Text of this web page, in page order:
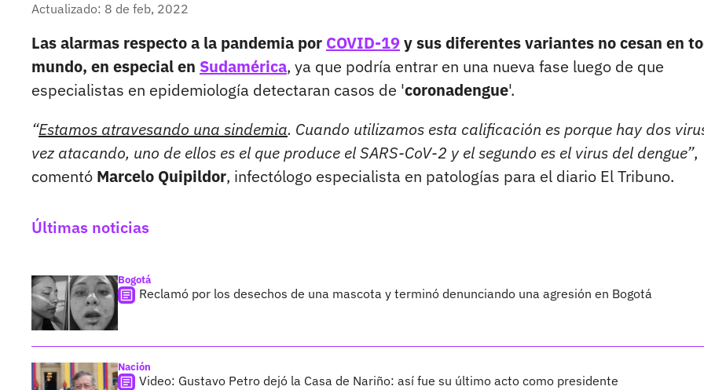
Actualizado: 8 de feb, 2022
Las alarmas respecto a la pandemia por COVID-19y sus diferentes variantes no cesan en
mundo, en especial en Sudamérica, ya que podría entrar en una nueva fase luego de que
especialistas en epidemiología detectaran casos de 'coronadengue'.
“Estamos atravesando una sindemia. Cuando utilizamos esta calificación es porque hay dos
vez atacando, uno de ellos es el que produce el SARS-CoV-2 y el segundo es el virus del dengue”,
comentó Marcelo Quipildor, infectólogo especialista en patologías para el diario El Tribuno.
Últimas noticias
Bogotá
Reclamó por los desechos de una mascota y terminó denunciando una agresión en Bogotá
Nación
Video: Gustavo Petro dejó la Casa de Nariño: así fue su último acto como presidente